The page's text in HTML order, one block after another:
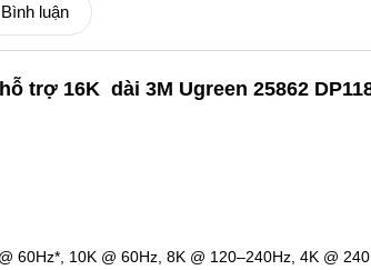
Bình luận
trợ 16K dài 3M Ugreen 25862
60Hz*, 10K @ 60Hz, 8K @ 120–240Hz, 4K @